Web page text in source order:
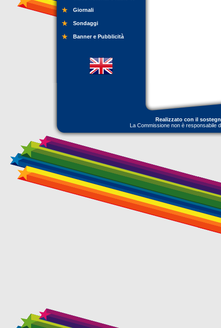
Giornali
Sondaggi
Banner e Pubblicità
Realizzato con il
La Commissione non è responsabile